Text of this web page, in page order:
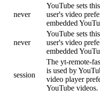
never
YouTube sets
user's video
embedded
never
YouTube sets
user's video
embedded
session
The yt-remote-
is used by
video player
YouTube videos.